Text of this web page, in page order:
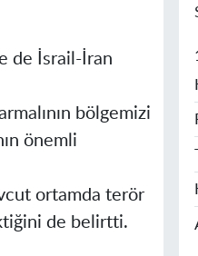
de İsrail-İran
bölgemizi
önemli
ortamda terör
de belirtti.